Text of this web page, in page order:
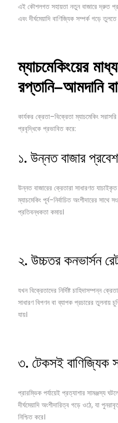
এই কৌশলগত সহায়তা নতুন বাজারে দ্রুত
এবং দীর্ঘমেয়াদি বাণিজ্যিক সম্পর্ক গড়ে
ম্যাচমেকিংয়ের
রপ্তানি–আমদানি
কার্যকর ক্রেতা–বিক্রেতা ম্যাচমেকিং
প্রবৃদ্ধিকে প্রভাবিত করে:
১. উন্নত বাজার
উন্নত বাজারের ক্রেতারা সাধারণত
ম্যাচমেকিং পূর্ব-নির্বাচিত অংশীদারের
প্রতিবন্ধকতা কমায়।
২. উচ্চতর কনভার্সন
যখন বিক্রেতাদের নির্দিষ্ট চাহিদাসম্পন্ন
সাধারণ বিপণন বা ব্যাপক প্রচারের তুলনায়
যায়।
৩. টেকসই বাণিজ্যিক
প্রারম্ভিক পর্যায়েই প্রত্যাশার সামঞ্জস্য
দীর্ঘমেয়াদি অংশীদারিত্ব গড়ে ওঠে, যা
নিশ্চিত করে।